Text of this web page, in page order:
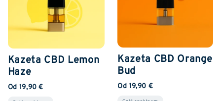
Kazeta CBD Lemon
Haze
Od 19,90 €
Kazeta CBD Orange
Bud
Od 19,90 €